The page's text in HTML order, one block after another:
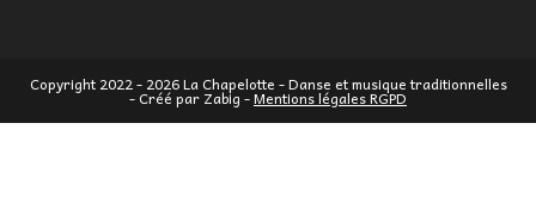
Copyright 2022 - 2026 La Chapelotte - Danse et musique traditionnelles
- Créé par Zabig -Mentions légales RGPD